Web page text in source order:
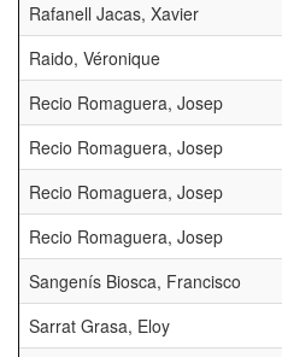
Rafanell Jacas, Xavier
Raido, Véronique
Recio Romaguera, Josep
Recio Romaguera, Josep
Recio Romaguera, Josep
Recio Romaguera, Josep
Sangenís Biosca, Francisco
Sarrat Grasa, Eloy